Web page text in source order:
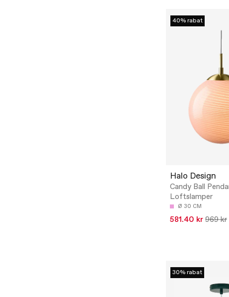
40% rabat
Halo Design
Candy Ball
Loftslamper
Ø 30 CM
581.40 kr 969 kr
30% rabat